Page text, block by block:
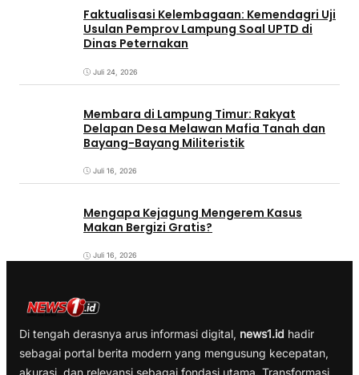
Faktualisasi Kelembagaan: Kemendagri Uji
Usulan Pemprov Lampung Soal UPTD di
Dinas Peternakan
Juli 24, 2026
Membara di Lampung Timur: Rakyat
Delapan Desa Melawan Mafia Tanah dan
Bayang-Bayang Militeristik
Juli 16, 2026
Mengapa Kejagung Mengerem Kasus
Makan Bergizi Gratis?
Juli 16, 2026
Di tengah derasnya arus informasi digital, news1.id hadir
sebagai portal berita modern yang mengusung kecepatan,
akurasi, dan relevansi sebagai fondasi utama. Transformasi